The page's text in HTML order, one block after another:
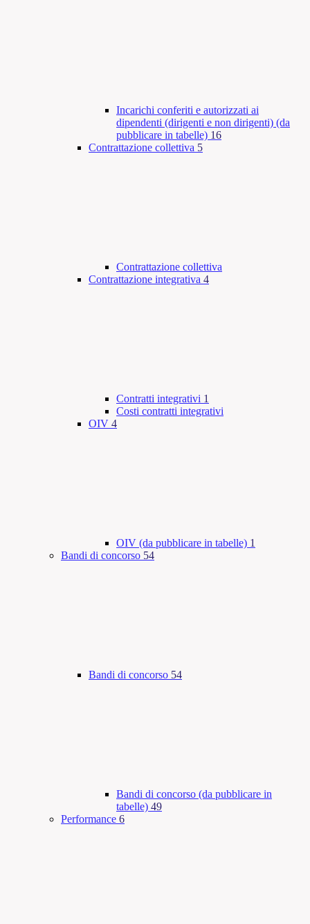
Incarichi conferiti e autorizzati ai
dipendenti (dirigenti e non dirigenti) (da
pubblicare in tabelle) 16
Contrattazione collettiva 5
Contrattazione collettiva
Contrattazione integrativa 4
Contratti integrativi 1
Costi contratti integrativi
OIV 4
OIV (da pubblicare in tabelle) 1
Bandi di concorso 54
Bandi di concorso 54
Bandi di concorso (da pubblicare in
tabelle) 49
Performance 6